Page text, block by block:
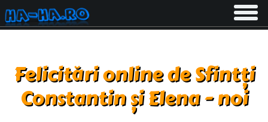
Toggle
Felicitări online de Sfintți
Constantin și Elena - noi